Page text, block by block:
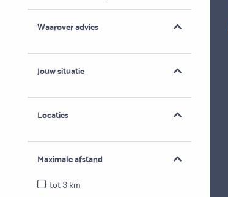
Waarover advies
Jouw situatie
Locaties
Maximale afstand
tot 3 km